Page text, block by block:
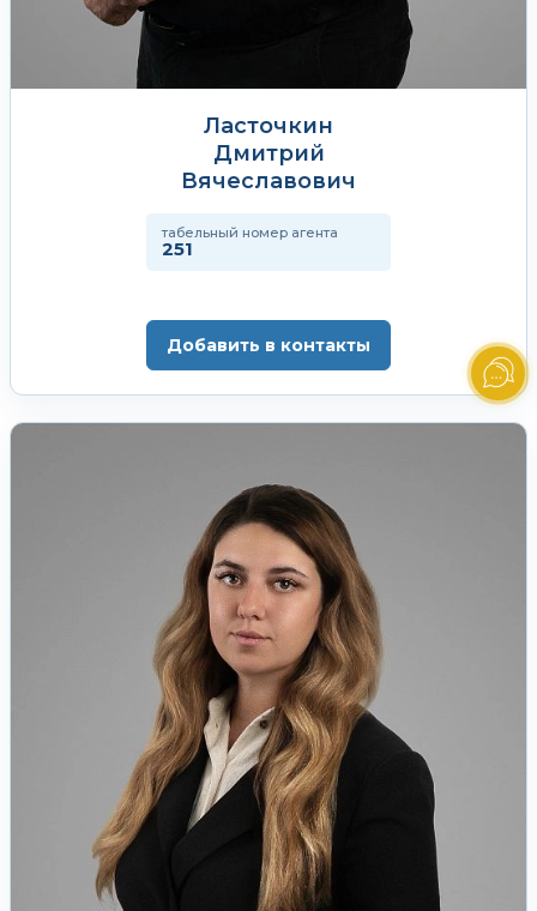
Ласточкин
Дмитрий
Вячеславович
табельный номер агента
251
Добавить в контакты